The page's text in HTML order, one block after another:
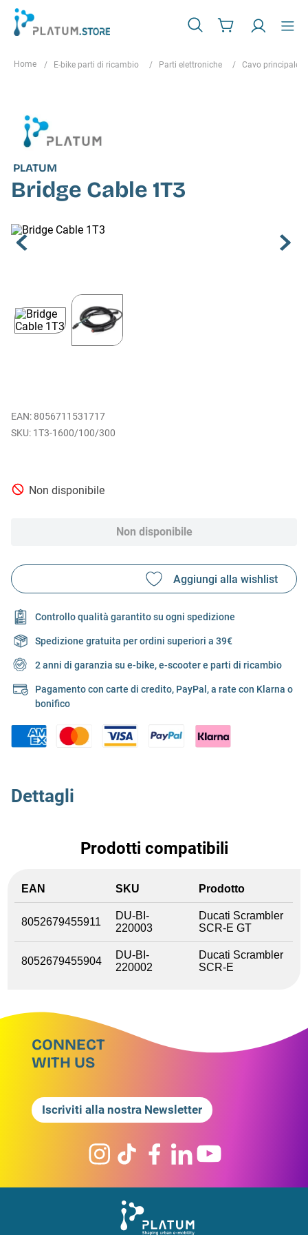
E-bike parti di ricambio Parti elettroniche Cavo principale
PLATUM
Bridge Cable 1T3
EAN: 8056711531717
1T3-1600/100/300
Non disponibile
Non disponibile
Controllo qualità garantito su ogni spedizione
Spedizione gratuita per ordini superiori a 39€
2 anni di garanzia su e-bike, e-scooter e parti di ricambio
Pagamento con carte di credito, PayPal, a rate con Klarna o
bonifico
Dettagli
Prodotti compatibili
EAN SKU Prodotto
8052679455911
DU-BI-
220003
Ducati Scrambler
SCR-E GT
8052679455904
DU-BI-
220002
Ducati Scrambler
SCR-E
CONNECT
WITH US
Iscriviti alla nostra Newsletter